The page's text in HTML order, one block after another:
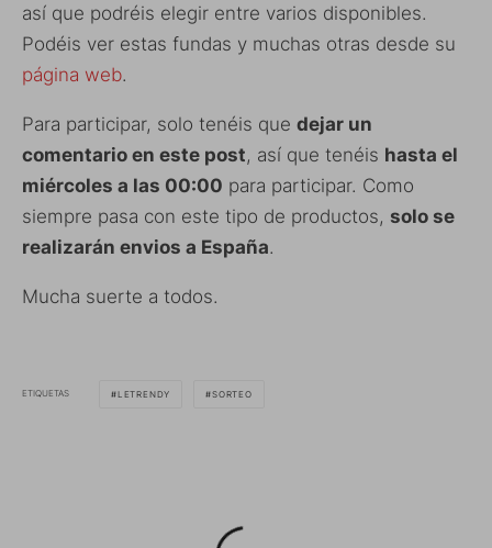
así que podréis elegir entre varios disponibles.
Podéis ver estas fundas y muchas otras desde su
página web.
Para participar, solo tenéis que dejar un
comentario en este post, así que tenéis hasta el
miércoles a las 00:00 para participar. Como
siempre pasa con este tipo de productos, solo se
realizarán envios a España.
Mucha suerte a todos.
ETIQUETAS LETRENDY SORTEO